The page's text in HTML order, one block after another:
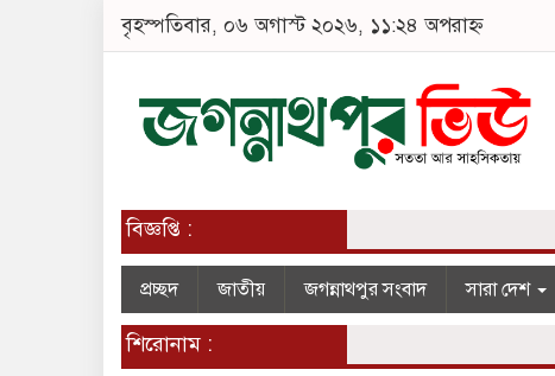
বৃহস্পতিবার, ০৬ অগাস্ট ২০২৬, ১১:২৪ অপরাহ্ন
বিজ্ঞপ্তি :
প্রচ্ছদ জাতীয় জগন্নাথপুর সংবাদ সারা দেশ
শিরোনাম :